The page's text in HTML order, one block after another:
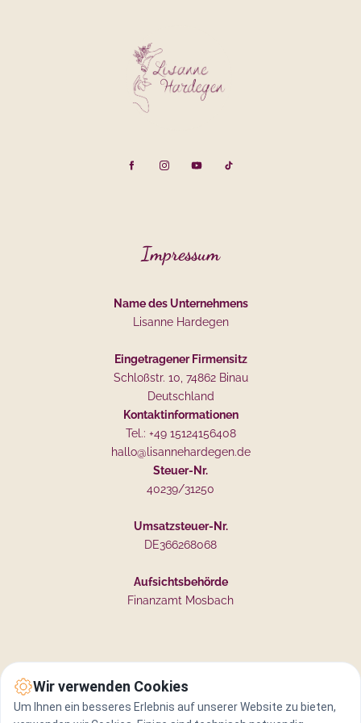
Impressum
Name des Unternehmens
Lisanne Hardegen
Eingetragener Firmensitz
Schloßstr. 10, 74862 Binau
Deutschland
Kontaktinformationen
Tel.: +49 15124156408
hallo@lisannehardegen.de
Steuer-Nr.
40239/31250
Umsatzsteuer-Nr.
DE366268068
Aufsichtsbehörde
Finanzamt Mosbach
Wir verwenden Cookies
Um Ihnen ein besseres Erlebnis auf unserer Website zu bieten,